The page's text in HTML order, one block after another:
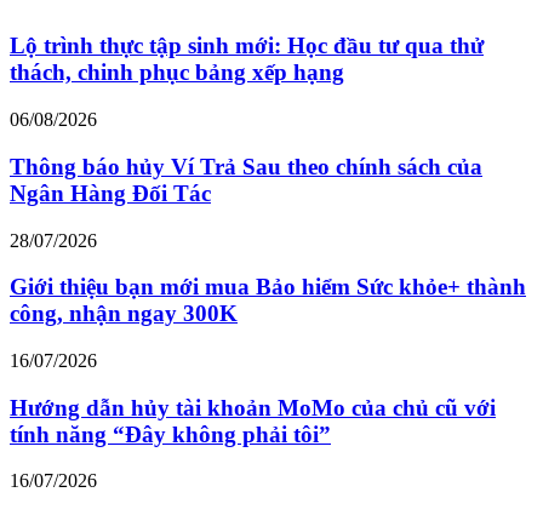
Lộ trình thực tập sinh mới: Học đầu tư qua thử
thách, chinh phục bảng xếp hạng
06/08/2026
Thông báo hủy Ví Trả Sau theo chính sách của
Ngân Hàng Đối Tác
28/07/2026
Giới thiệu bạn mới mua Bảo hiểm Sức khỏe+ thành
công, nhận ngay 300K
16/07/2026
Hướng dẫn hủy tài khoản MoMo của chủ cũ với
tính năng “Đây không phải tôi”
16/07/2026